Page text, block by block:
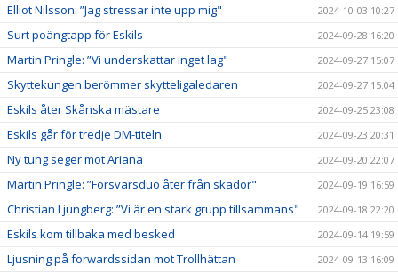
Elliot Nilsson: ”Jag stressar inte upp mig" 2024-10-03 10:27
Surt poängtapp för Eskils 2024-09-28 16:20
Martin Pringle: ”Vi underskattar inget lag" 2024-09-27 15:07
Skyttekungen berömmer skytteligaledaren 2024-09-27 15:04
Eskils åter Skånska mästare 2024-09-25 23:08
Eskils går för tredje DM-titeln 2024-09-23 20:31
Ny tung seger mot Ariana 2024-09-20 22:07
Martin Pringle: ”Försvarsduo åter från skador" 2024-09-19 16:59
Christian Ljungberg: ”Vi är en stark grupp tillsammans" 2024-09-18 22:20
Eskils kom tillbaka med besked 2024-09-14 19:59
Ljusning på forwardssidan mot Trollhättan 2024-09-13 16:09